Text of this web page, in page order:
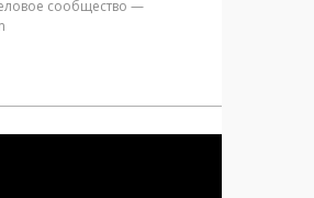
сообщество —